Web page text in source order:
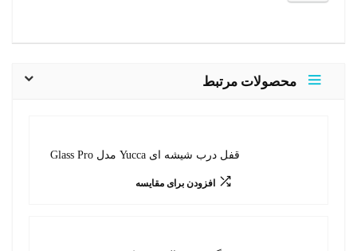
محصولات مرتبط
قفل درب شیشه ای Yucca مدل Glass Pro
افزودن برای مقایسه